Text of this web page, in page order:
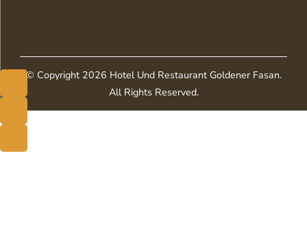
© Copyright 2026 Hotel Und Restaurant Goldener Fasan.
All Rights Reserved.